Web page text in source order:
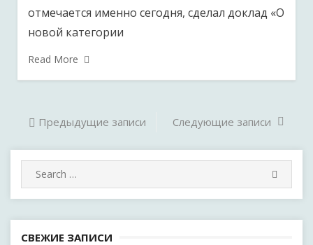
отмечается именно сегодня, сделал доклад «О
новой категории
Read More
Навигация
по
записям
Предыдущие записи Следующие записи
СВЕЖИЕ ЗАПИСИ